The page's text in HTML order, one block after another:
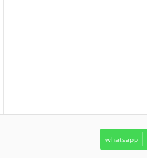
whatsapp